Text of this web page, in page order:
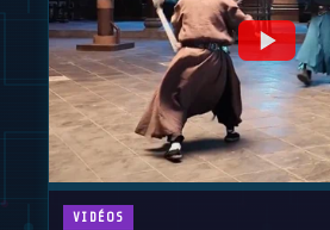
VIDÉOS